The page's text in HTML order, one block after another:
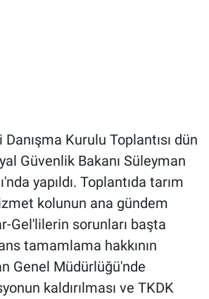
Kurulu Toplantısı dün
Güvenlik Bakanı Süleyman
yapıldı. Toplantıda tarım
kolunun ana gündem
Gel'lilerin sorunları başta
tamamlama hakkının
Genel Müdürlüğü'nde
kaldırılması ve TKDK